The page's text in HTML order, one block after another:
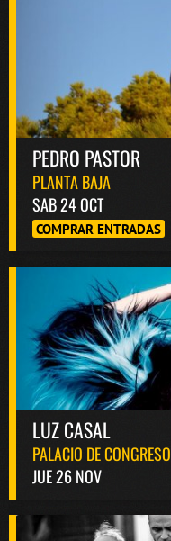
PEDRO PASTOR
PLANTA BAJA
SAB 24 OCT
COMPRAR ENTRADAS
LUZ CASAL
PALACIO DE
JUE 26 NOV